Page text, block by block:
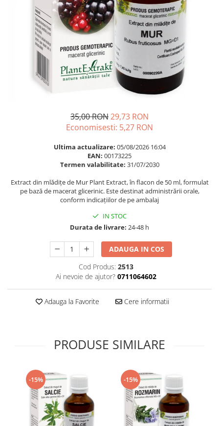
Omega 3
Par si unghii
Probiotice si prebiotice
Sanatate urinara
Sistemul respirator
Somn stres si anxietate
Supliment Complexe
Supliment Magneziu
Supliment Vitamina B
Supliment Vitamina D3
Supliment Vitamina E
Supliment Zinc
Tincturi si Gemoderivate
Tuse gat si respiratie
Vitamine si minerale
Ingrijire par
Balsam masca si tratament
Produse cu SPF Pentru Fata
Repelenti insecte
35,00 RON29,73 RON
Economisesti: 5,27 RON
Ultima actualizare: 05/08/2026 16:04
EAN: 00173225
Termen valabilitate: 31/07/2030
Extract din mlădițe de Mur Plant Extract, în flacon de 50 ml, formulat
pe bază de macerat glicerinic. Este destinat administrării orale,
conform indicațiilor de pe ambalaj
IN STOC
Durata de livrare: 24-48 h
ADAUGA IN COS
Cod Produs: 2513
Ai nevoie de ajutor? 0711064602
Adauga la Favorite Cere informatii
PRODUSE SIMILARE
-15% -15%